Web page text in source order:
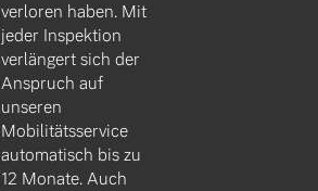
verloren haben. Mit
jeder Inspektion
verlängert sich der
Anspruch auf
unseren
Mobilitätsservice
automatisch bis zu
12 Monate. Auch